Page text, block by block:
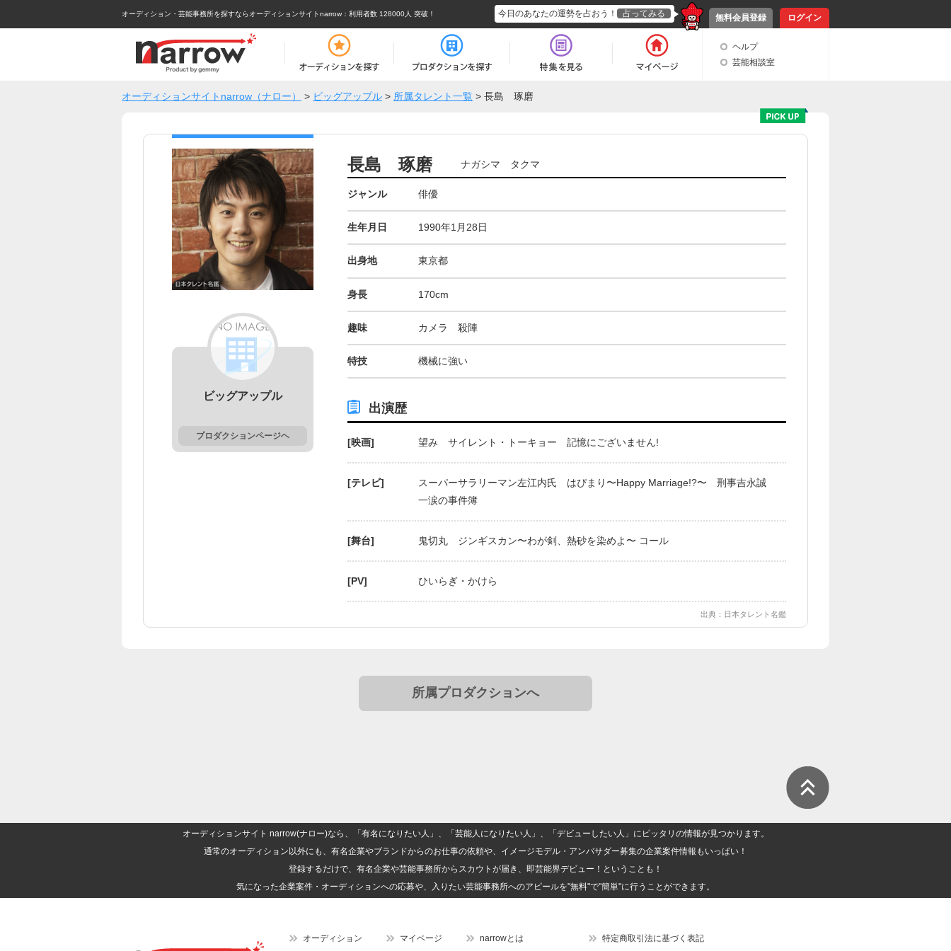
オーディション・芸能事務所を探すならオーディションサイトnarrow ：利用者数 128000人 突破！ 無料会員登録 ログイン
今日のあなたの運勢を占おう！ 占ってみる
ヘルプ
芸能相談室
オーディションサイトnarrow（ナロー） > ビッグアップル > 所属タレント一覧 > 長島 琢磨
ビッグアップル
プロダクションページヘ
長島 琢磨 ナガシマ タクマ
ジャンル 俳優
生年月日 1990年1月28日
出身地 東京都
身長 170cm
趣味 カメラ 殺陣
特技 機械に強い
出演歴
[映画] 望み サイレント・トーキョー 記憶にございません!
[テレビ]
スーパーサラリーマン左江内氏 はぴまり〜Happy Marriage!?〜 刑事吉永誠
一涙の事件簿
[舞台] 鬼切丸 ジンギスカン〜わが剣、熱砂を染めよ〜 コール
[PV] ひいらぎ・かけら
出典：日本タレント名鑑
所属プロダクションへ
オーディションサイト narrow(ナロー)なら、「有名になりたい人」、「芸能人になりたい人」、「デビューしたい人」にピッタリの情報が見つかります。
通常のオーディション以外にも、有名企業やブランドからのお仕事の依頼や、イメージモデル・アンバサダー募集の企業案件情報もいっぱい！
登録するだけで、有名企業や芸能事務所からスカウトが届き、即芸能界デビュー！ということも！
気になった企業案件・オーディションへの応募や、入りたい芸能事務所へのアピールを"無料"で"簡単"に行うことができます。
オーディション マイページ narrowとは 特定商取引法に基づく表記